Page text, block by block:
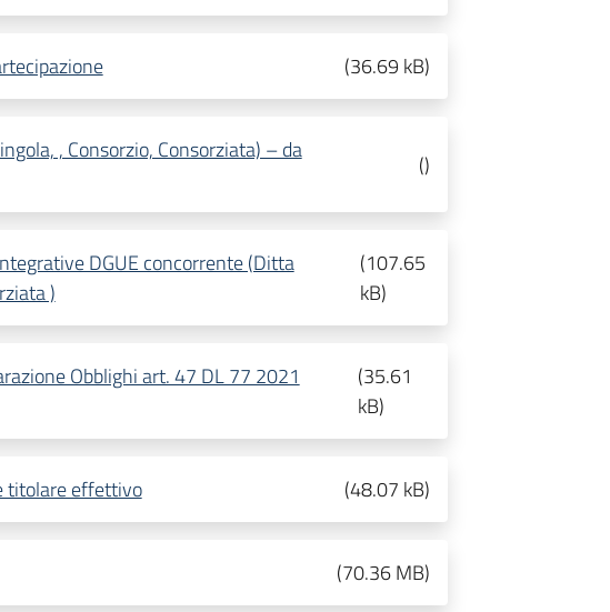
(36.69 kB)
, Consorzio, Consorziata) – da
()
DGUE concorrente (Ditta
)
(107.65
kB)
Obblighi art. 47 DL 77 2021
(35.61
kB)
titolare effettivo (48.07 kB)
(70.36 MB)